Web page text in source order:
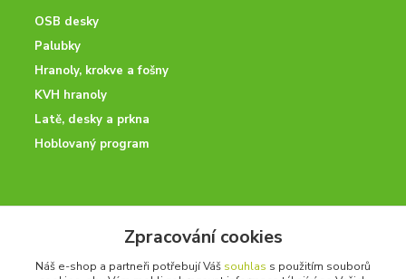
OSB desky
Palubky
Hranoly, krokve a fošny
KVH hranoly
Latě, desky a prkna
Hoblovaný program
Potřebujete poradit? Neváhejte nás kontaktovat.
+420 728 600 625
Zpracování cookies
Náš e-shop a partneři potřebují Váš souhlas s použitím souborů